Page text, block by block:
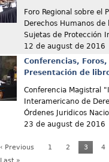
Foro Regional sobre el
Derechos Humanos de
Sujetas de Protección
12 de august de 2016
Conferencias,
Presentación de
Conferencia Magistral
Interamericano de
Órdenes Juridicos
23 de august de 2016
‹ Previous 1 2 3 4
Last »